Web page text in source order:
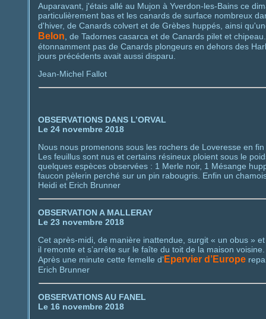
Auparavant, j'étais allé au Mujon à Yverdon-les-Bains ce
particulièrement bas et les canards de surface nombreux
d'hiver, de Canards colvert et de Grèbes huppés, ainsi
Belon , de Tadornes casarca et de Canards pilet et
étonnamment pas de Canards plongeurs en dehors des
jours précédents avait aussi disparu.
Jean-Michel Fallot
OBSERVATIONS DANS L’ORVAL
Le 24 novembre 2018
Nous nous promenons sous les rochers de Loveresse en
Les feuillus sont nus et certains résineux ploient sous le
quelques espèces observées : 1 Merle noir, 1 Mésange
faucon pèlerin perché sur un pin rabougris. Enfin un
Heidi et Erich Brunner
OBSERVATION A MALLERAY
Le 23 novembre 2018
Cet après-midi, de manière inattendue, surgit « un obus »
il remonte et s’arrête sur le faîte du toit de la maison
Après une minute cette femelle d’Epervier d’Europe
Erich Brunner
OBSERVATIONS AU FANEL
Le 16 novembre 2018